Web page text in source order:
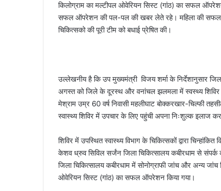
किलोग्राम का मल्टीपल ओवेरियन सिस्ट (गांठ) का सफल
सफल ऑपरेशन की पल-पल की खबर लेते रहे। महिला की सफल
चिकित्सको की पूरी टीम को बधाई प्रेषित की।
उल्लेखनीय है कि उप मुख्यमंत्री विजय शर्मा के निर्देशानुसार
अगस्त को जिले के दूरस्थ और वनांचल झलमला में स्वस्थ्य शिविर
मेश्राम उम्र 60 वर्ष निवासी महलीघाट बोक्करखार-चिल्फी
स्वास्थ्य शिविर में उपचार के लिए पहुंची अपना निःशुल्क इलाज
शिविर में उपस्थित स्वास्थ्य विभाग के चिकित्सकों द्वारा
केशव ध्रुव सिविल सर्जंन जिला चिकित्सालय कबीरधाम से संपर्क
जिला चिकित्सालय कबीरधाम में सोनोग्राफी जांच और अन्य
ओवेरियन सिस्ट (गांठ) का सफल ऑपरेशन किया गया।